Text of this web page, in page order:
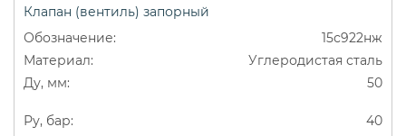
Клапан (вентиль) запорный
15с922нж
Углеродистая сталь
50
40